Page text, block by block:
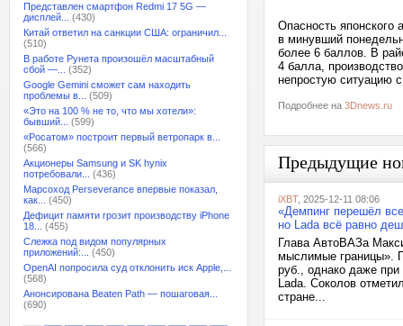
Представлен смартфон Redmi 17 5G —
дисплей...
(430)
Китай ответил на санкции США: ограничил...
(510)
В работе Рунета произошёл масштабный
сбой —...
(352)
Google Gemini сможет сам находить
проблемы в...
(509)
«Это на 100 % не то, что мы хотели»:
бывший...
(599)
«Росатом» построит первый ветропарк в...
(566)
Акционеры Samsung и SK hynix
потребовали...
(436)
Марсоход Perseverance впервые показал,
как...
(450)
Дефицит памяти грозит производству iPhone
18...
(455)
Слежка под видом популярных
приложений:...
(450)
OpenAI попросила суд отклонить иск Apple,...
(568)
Анонсирована Beaten Path — пошаговая...
(690)
Опасность японского
в минувший
более 6 баллов. В
4 балла,
непростую ситуацию
Подробнее на 3Dnews.ru
Предыдущие
iXBT, 2025-12-11 08:06
«Демпинг перешёл
но Lada всё равно
Глава АвтоВАЗа
мыслимые границы».
руб., однако даже
Lada. Соколов
стране...